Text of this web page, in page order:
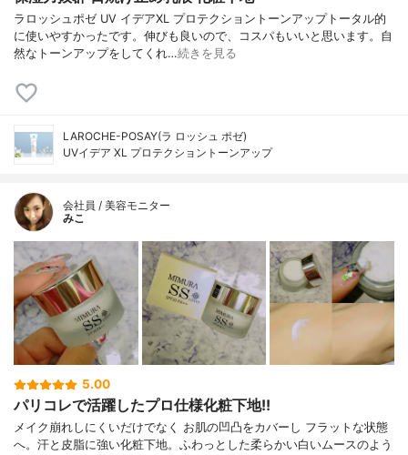
ラロッシュポゼ UV イデアXL プロテクショントーンアップトータル的
に使いやすかったです。伸びも良いので、コスパもいいと思います。自
然なトーンアップをしてくれ…続きを見る
LAROCHE-POSAY(ラ ロッシュ ポゼ)
UVイデア XL プロテクショントーンアップ
会社員 / 美容モニター
みこ
5.00
パリコレで活躍したプロ仕様化粧下地!!
メイク崩れしにくいだけでなく お肌の凹凸をカバーし フラットな状態
へ。汗と皮脂に強い化粧下地。ふわっとした柔らかい白いムースのよう